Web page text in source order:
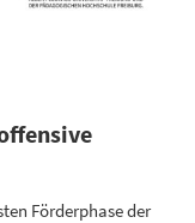
Förderphase der